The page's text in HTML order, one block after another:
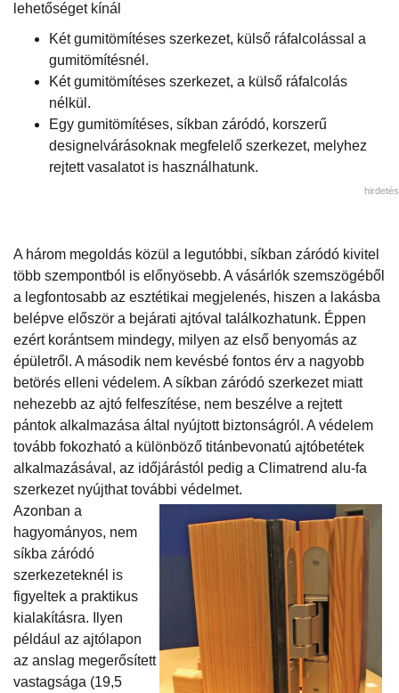
lehetőséget kínál
Két gumitömítéses szerkezet, külső ráfalcolással a
gumitömítésnél.
Két gumitömítéses szerkezet, a külső ráfalcolás
nélkül.
Egy gumitömítéses, síkban záródó, korszerű
designelvárásoknak megfelelő szerkezet, melyhez
rejtett vasalatot is használhatunk.
hirdetés
A három megoldás közül a legutóbbi, síkban záródó kivitel
több szempontból is előnyösebb. A vásárlók szemszögéből
a legfontosabb az esztétikai megjelenés, hiszen a lakásba
belépve először a bejárati ajtóval találkozhatunk. Éppen
ezért korántsem mindegy, milyen az első benyomás az
épületről. A második nem kevésbé fontos érv a nagyobb
betörés elleni védelem. A síkban záródó szerkezet miatt
nehezebb az ajtó felfeszítése, nem beszélve a rejtett
pántok alkalmazása által nyújtott biztonságról. A védelem
tovább fokozható a különböző titánbevonatú ajtóbetétek
alkalmazásával, az időjárástól pedig a Climatrend alu-fa
szerkezet nyújthat további védelmet.
Azonban a
hagyományos, nem
síkba záródó
szerkezeteknél is
figyeltek a praktikus
kialakításra. Ilyen
például az ajtólapon
az anslag megerősített
vastagsága (19,5